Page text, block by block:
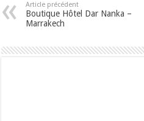
Article précédent
Boutique Hôtel Dar Nanka –
Marrakech